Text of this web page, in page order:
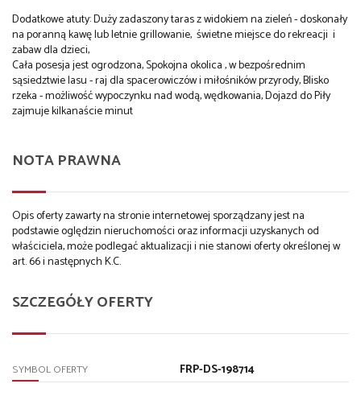
Dodatkowe atuty: Duży zadaszony taras z widokiem na zieleń - doskonały
na poranną kawę lub letnie grillowanie, świetne miejsce do rekreacji i
zabaw dla dzieci,
Cała posesja jest ogrodzona, Spokojna okolica , w bezpośrednim
sąsiedztwie lasu - raj dla spacerowiczów i miłośników przyrody, Blisko
rzeka - możliwość wypoczynku nad wodą, wędkowania, Dojazd do Piły
zajmuje kilkanaście minut
NOTA PRAWNA
Opis oferty zawarty na stronie internetowej sporządzany jest na
podstawie oględzin nieruchomości oraz informacji uzyskanych od
właściciela, może podlegać aktualizacji i nie stanowi oferty określonej w
art. 66 i następnych K.C.
SZCZEGÓŁY OFERTY
SYMBOL OFERTY FRP-DS-198714